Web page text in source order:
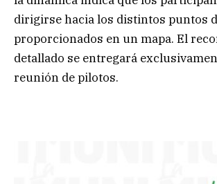
dirigirse hacia los distintos puntos
proporcionados en un mapa. El
detallado se entregará
reunión de pilotos.